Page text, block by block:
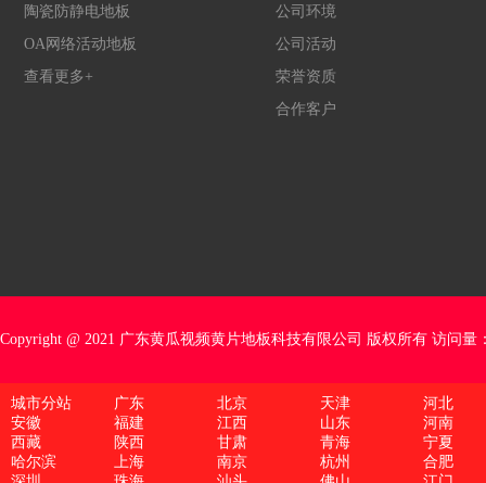
陶瓷防静电地板
OA网络活动地板
查看更多+
公司环境
公司活动
荣誉资质
合作客户
Copyright @ 2021 广东黄瓜视频黄片地板科技有限公司 版权所有 访问量
城市分站 广东 北京 天津
河北
安徽
福建 江西 山东
河南
西藏
陕西 甘肃 青海
宁夏
哈尔滨
上海 南京 杭州
合肥